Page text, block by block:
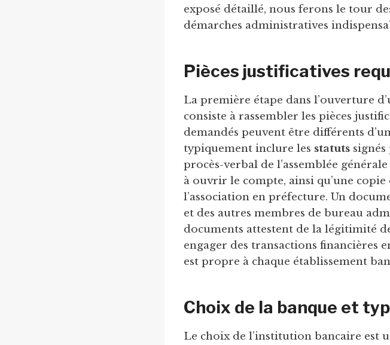
exposé détaillé, nous ferons le tour
démarches administratives
Pièces justificatives
La première étape dans l’ouverture
consiste à rassembler les pièces
demandés peuvent être différents
typiquement inclure les statuts
procès-verbal de l’assemblée
à ouvrir le compte, ainsi qu’une
l’association en préfecture. Un
et des autres membres de bureau
documents attestent de la légitimité
engager des transactions financières
est propre à chaque établissement
Choix de la banque et
Le choix de l’institution bancaire est